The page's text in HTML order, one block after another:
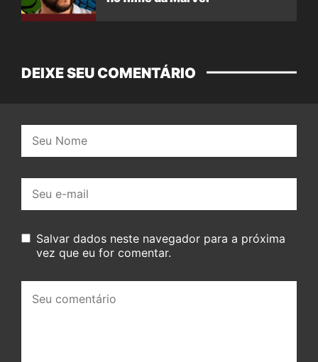
DEIXE SEU COMENTÁRIO
mail:
Salvar dados neste navegador para a próxima
vez que eu for comentar.
comentário: